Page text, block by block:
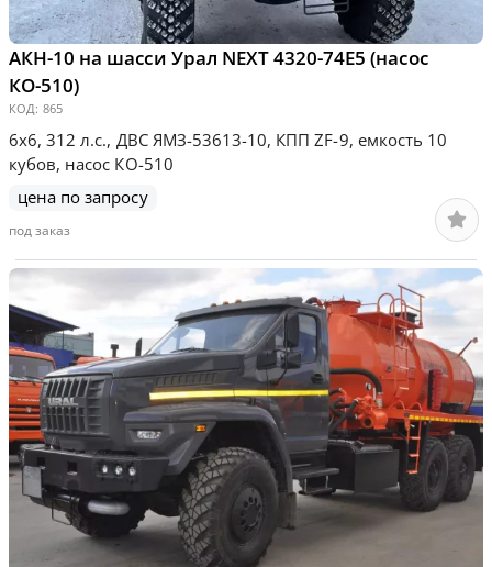
АКН-10 на шасси Урал NEXT 4320-74Е5 (насос
КО-510)
КОД: 865
6х6, 312 л.с., ДВС ЯМЗ-53613-10, КПП ZF-9, емкость 10
кубов, насос КО-510
цена по запросу
под заказ